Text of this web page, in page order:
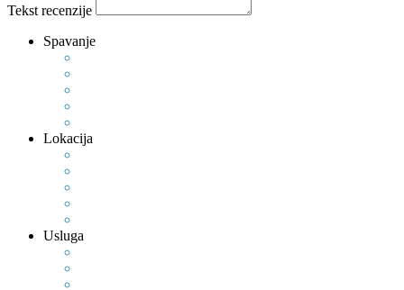
Tekst recenzije
Spavanje
Lokacija
Usluga